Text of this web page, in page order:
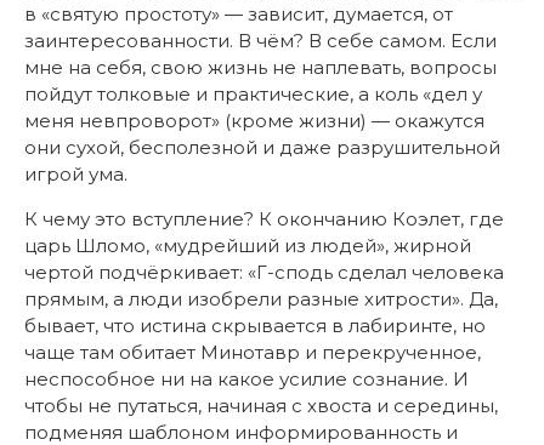
в «святую простоту» — зависит, думается, от
заинтересованности. В чём? В себе самом. Если
мне на себя, свою жизнь не наплевать, вопросы
пойдут толковые и практические, а коль «дел у
меня невпроворот» (кроме жизни) — окажутся
они сухой, бесполезной и даже разрушительной
игрой ума.
К чему это вступление? К окончанию Коэлет, где
царь Шломо, «мудрейший из людей», жирной
чертой подчёркивает: «Г-сподь сделал человека
прямым, а люди изобрели разные хитрости». Да,
бывает, что истина скрывается в лабиринте, но
чаще там обитает Минотавр и перекрученное,
неспособное ни на какое усилие сознание. И
чтобы не путаться, начиная с хвоста и середины,
подменяя шаблоном информированность и